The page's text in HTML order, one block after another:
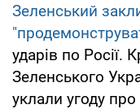
Зеленський
ударів по Росії.
Зеленського
уклали угоду